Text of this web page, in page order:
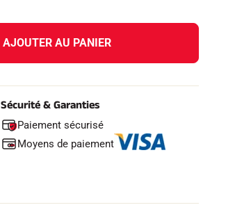
AJOUTER AU PANIER
Sécurité & Garanties
Paiement sécurisé
Moyens de paiement